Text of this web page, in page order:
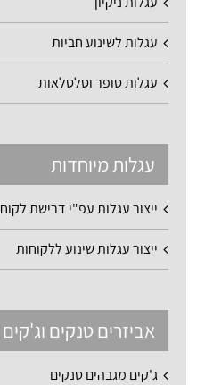
עגלות לשינוע חביות
עגלות סופר וסלסלאות
עגלות מיוחדות
ייצור עגלות עפ"י דרישת לקוח
ייצור עגלות שינוע ללקוחות
אביזרים טנקים וג'קים
ג'קים מגבהים טנקים